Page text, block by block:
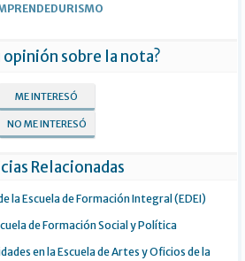
opinión sobre la nota?
ME INTERESÓ
NO ME INTERESÓ
Relacionadas
la Escuela de Formación Integral (EDEI)
de Formación Social y Política
en la Escuela de Artes y Oficios de la